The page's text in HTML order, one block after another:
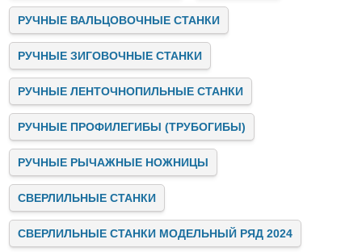
РУЧНЫЕ ВАЛЬЦОВОЧНЫЕ СТАНКИ
РУЧНЫЕ ЗИГОВОЧНЫЕ СТАНКИ
РУЧНЫЕ ЛЕНТОЧНОПИЛЬНЫЕ СТАНКИ
РУЧНЫЕ ПРОФИЛЕГИБЫ (ТРУБОГИБЫ)
РУЧНЫЕ РЫЧАЖНЫЕ НОЖНИЦЫ
СВЕРЛИЛЬНЫЕ СТАНКИ
СВЕРЛИЛЬНЫЕ СТАНКИ МОДЕЛЬНЫЙ РЯД 2024